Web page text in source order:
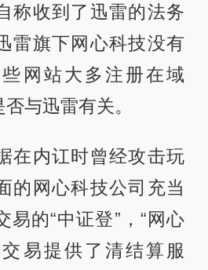
称收到了迅雷的法务
雷旗下网心科技没有
网站大多注册在域
与迅雷有关。
在内讧时曾经攻击玩
的网心科技公司充当
易的“中证登”，“网心
易提供了清结算服